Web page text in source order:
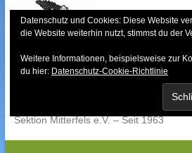
content
Bayerischer Wald-
Sektion Mitterfels e.V. – Seit 1963
Datenschutz und Cookies: Diese Website
die Website weiterhin nutzt, stimmst du der
Weitere Informationen, beispielsweise zur
du hier: Datenschutz-Cookie-Richtlinie